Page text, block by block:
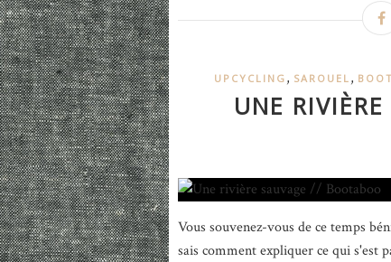
UPCYCLING , SAROUEL ,
UNE
Vous souvenez-vous de ce temps
sais comment expliquer ce qui s'est